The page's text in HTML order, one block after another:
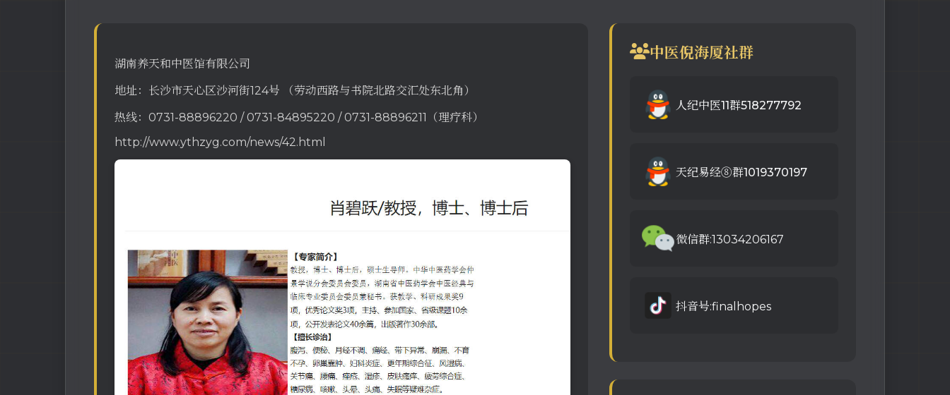
湖南养天和中医馆有限公司
地址：长沙市天心区沙河街124号 （劳动西路与书院北路交汇处东北角）
热线：0731-88896220 / 0731-84895220 / 0731-88896211（理疗科）
http://www.ythzyg.com/news/42.html
中医倪海厦社群
人纪中医11群518277792
天纪易经⑧群1019370197
微信群:13034206167
抖音号:finalhopes